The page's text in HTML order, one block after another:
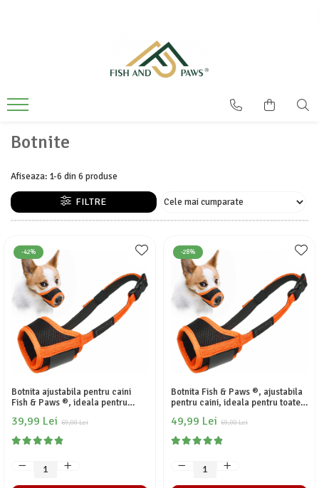
Botnite
Afiseaza: 1-6 din6 produse
FILTRE
-42%
Botnita ajustabila pentru caini
Fish & Paws ®, ideala pentru
respiratia libera si in siguranta a
animalului tau, previne
muscaturile si latratul, Marimea
69,00 Lei
39,99 Lei
-28%
Botnita Fish & Paws ®, ajustabila
pentru caini, ideala pentru toate
respiratia libera si in siguranta a
animalului tau, previne
muscaturile si latratul, Marimea
69,00 Lei
49,99 Lei